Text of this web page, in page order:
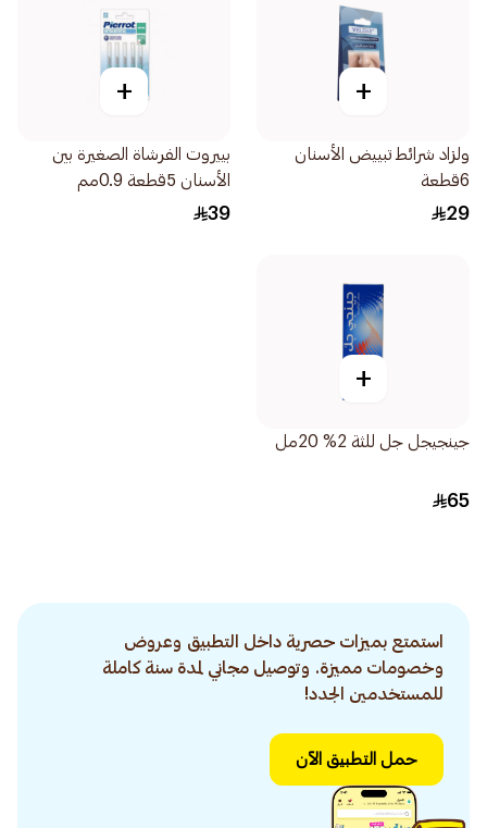
+
ولزاد شرائط تبييض الأسنان
6قطعة
29
+
بييروت الفرشاة الصغيرة بين
الأسنان 5قطعة 0.9مم
39
+
جينجيجل جل للثة 2% 20مل
65
استمتع بميزات حصرية داخل التطبيق وعروض
وخصومات مميزة. وتوصيل مجاني لمدة سنة كاملة
للمستخدمين الجدد!
حمل التطبيق الآن